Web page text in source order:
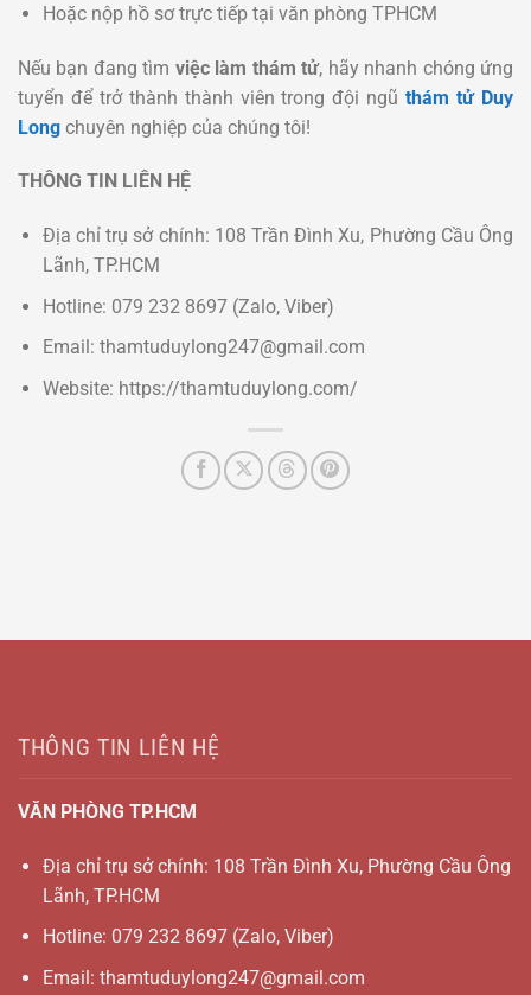
Hoặc nộp hồ sơ trực tiếp tại văn phòng TPHCM
Nếu bạn đang tìm việc làm thám tử, hãy nhanh chóng ứng
tuyển để trở thành thành viên trong đội ngũthám tử Duy
Long chuyên nghiệp của chúng tôi!
THÔNG TIN LIÊN HỆ
Địa chỉ trụ sở chính: 108 Trần Đình Xu, Phường Cầu Ông
Lãnh, TP.HCM
Hotline: 079 232 8697 (Zalo, Viber)
Email: thamtuduylong247@gmail.com
Website: https://thamtuduylong.com/
THÔNG TIN LIÊN HỆ
VĂN PHÒNG TP.HCM
Địa chỉ trụ sở chính: 108 Trần Đình Xu, Phường Cầu Ông
Lãnh, TP.HCM
Hotline: 079 232 8697(Zalo, Viber)
Email: thamtuduylong247@gmail.com